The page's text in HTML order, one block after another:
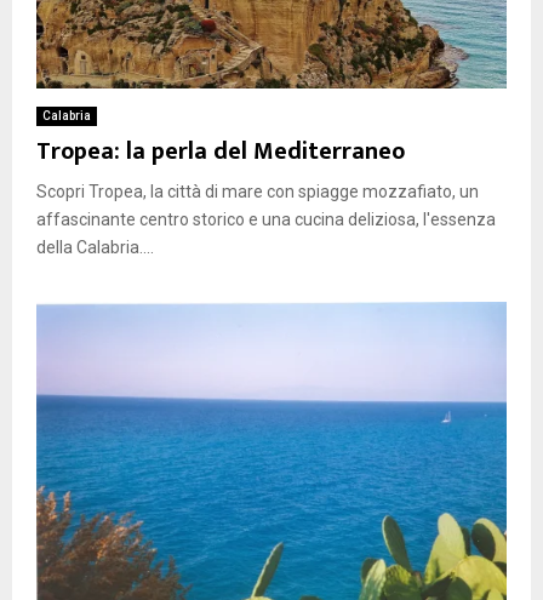
Calabria
Tropea: la perla del Mediterraneo
Scopri Tropea, la città di mare con spiagge mozzafiato, un
affascinante centro storico e una cucina deliziosa, l'essenza
della Calabria....